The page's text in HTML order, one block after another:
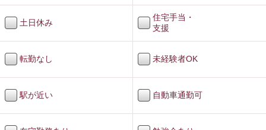
土日休み
住宅手当・
支援
転勤なし 未経験者OK
駅が近い 自動車通勤可